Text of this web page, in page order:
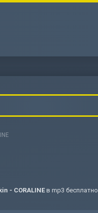
- CORALINE в mp3 бесплатно